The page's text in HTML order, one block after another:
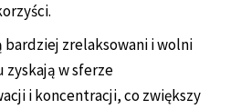
bardziej zrelaksowani i wolni
zyskają w sferze
i koncentracji, co zwiększy